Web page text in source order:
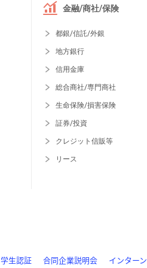
金融/商社/保険
都銀/信託/外銀
地方銀行
信用金庫
総合商社/専門商社
生命保険/損害保険
証券/投資
クレジット信販等
リース
学生認証 合同企業説明会 インターン